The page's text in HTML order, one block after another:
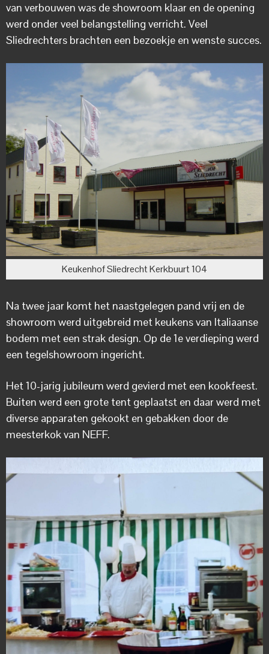
van verbouwen was de showroom klaar en de opening
werd onder veel belangstelling verricht. Veel
Sliedrechters brachten een bezoekje en wenste succes.
Keukenhof Sliedrecht Kerkbuurt 104
Na twee jaar komt het naastgelegen pand vrij en de
showroom werd uitgebreid met keukens van Italiaanse
bodem met een strak design. Op de 1e verdieping werd
een tegelshowroom ingericht.
Het 10-jarig jubileum werd gevierd met een kookfeest.
Buiten werd een grote tent geplaatst en daar werd met
diverse apparaten gekookt en gebakken door de
meesterkok van NEFF.